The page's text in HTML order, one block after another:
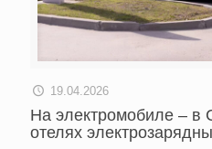
19.04.2026
На электромобиле – в
отелях